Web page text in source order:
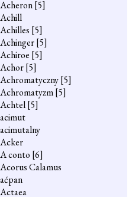
Acheron[5]
Achill
Achilles [5]
Achinger[5]
Achiroe [5]
Achor[5]
Achromatyczny[5]
Achromatyzm[5]
Achtel[5]
acimut
acimutalny
Acker
A conto [6]
Acorus Calamus
aćpan
Actaea